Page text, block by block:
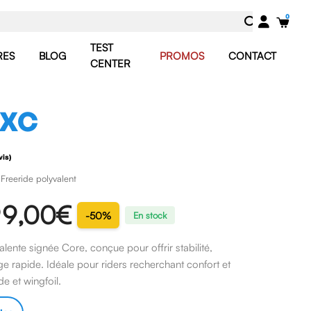
BLOG
TEST
CENTER
PROMOS CONTACT
polyvalent
€ -50% En stock
signée Core, conçue pour offrir stabilité,
rapide. Idéale pour riders recherchant confort et
et wingfoil.